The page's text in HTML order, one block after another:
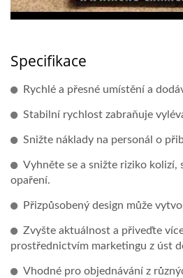
Specifikace
Rychlé a přesné umístění a
Stabilní rychlost zabraňuje
Snižte náklady na personál o
Vyhněte se a snižte riziko kolizí,
opaření.
Přizpůsobený design může
Zvyšte aktuálnost a přiveďte
prostřednictvím marketingu z úst
Vhodné pro objednávání z